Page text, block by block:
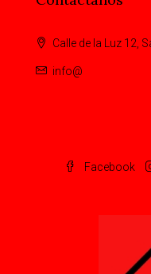
Calle de la Luz 12,
info@
Facebook